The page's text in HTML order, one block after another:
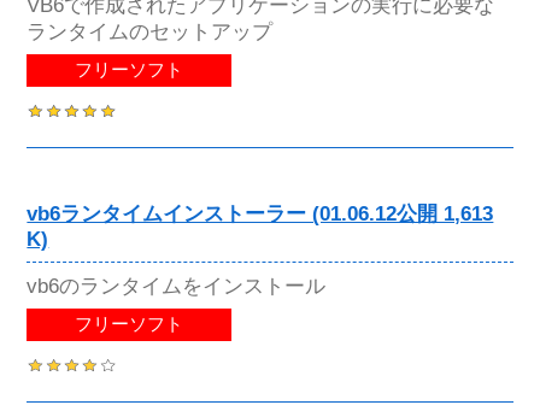
ランタイムのセットアップ
フリーソフト
vb6ランタイムインストーラー (01.06.12公開 1,613
K)
vb6のランタイムをインストール
フリーソフト